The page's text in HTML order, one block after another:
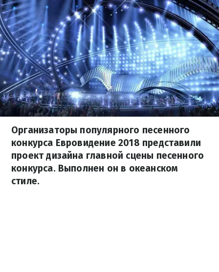
Организаторы популярного песенного
конкурса Евровидение 2018 представили
проект дизайна главной сцены песенного
конкурса. Выполнен он в океанском
стиле.